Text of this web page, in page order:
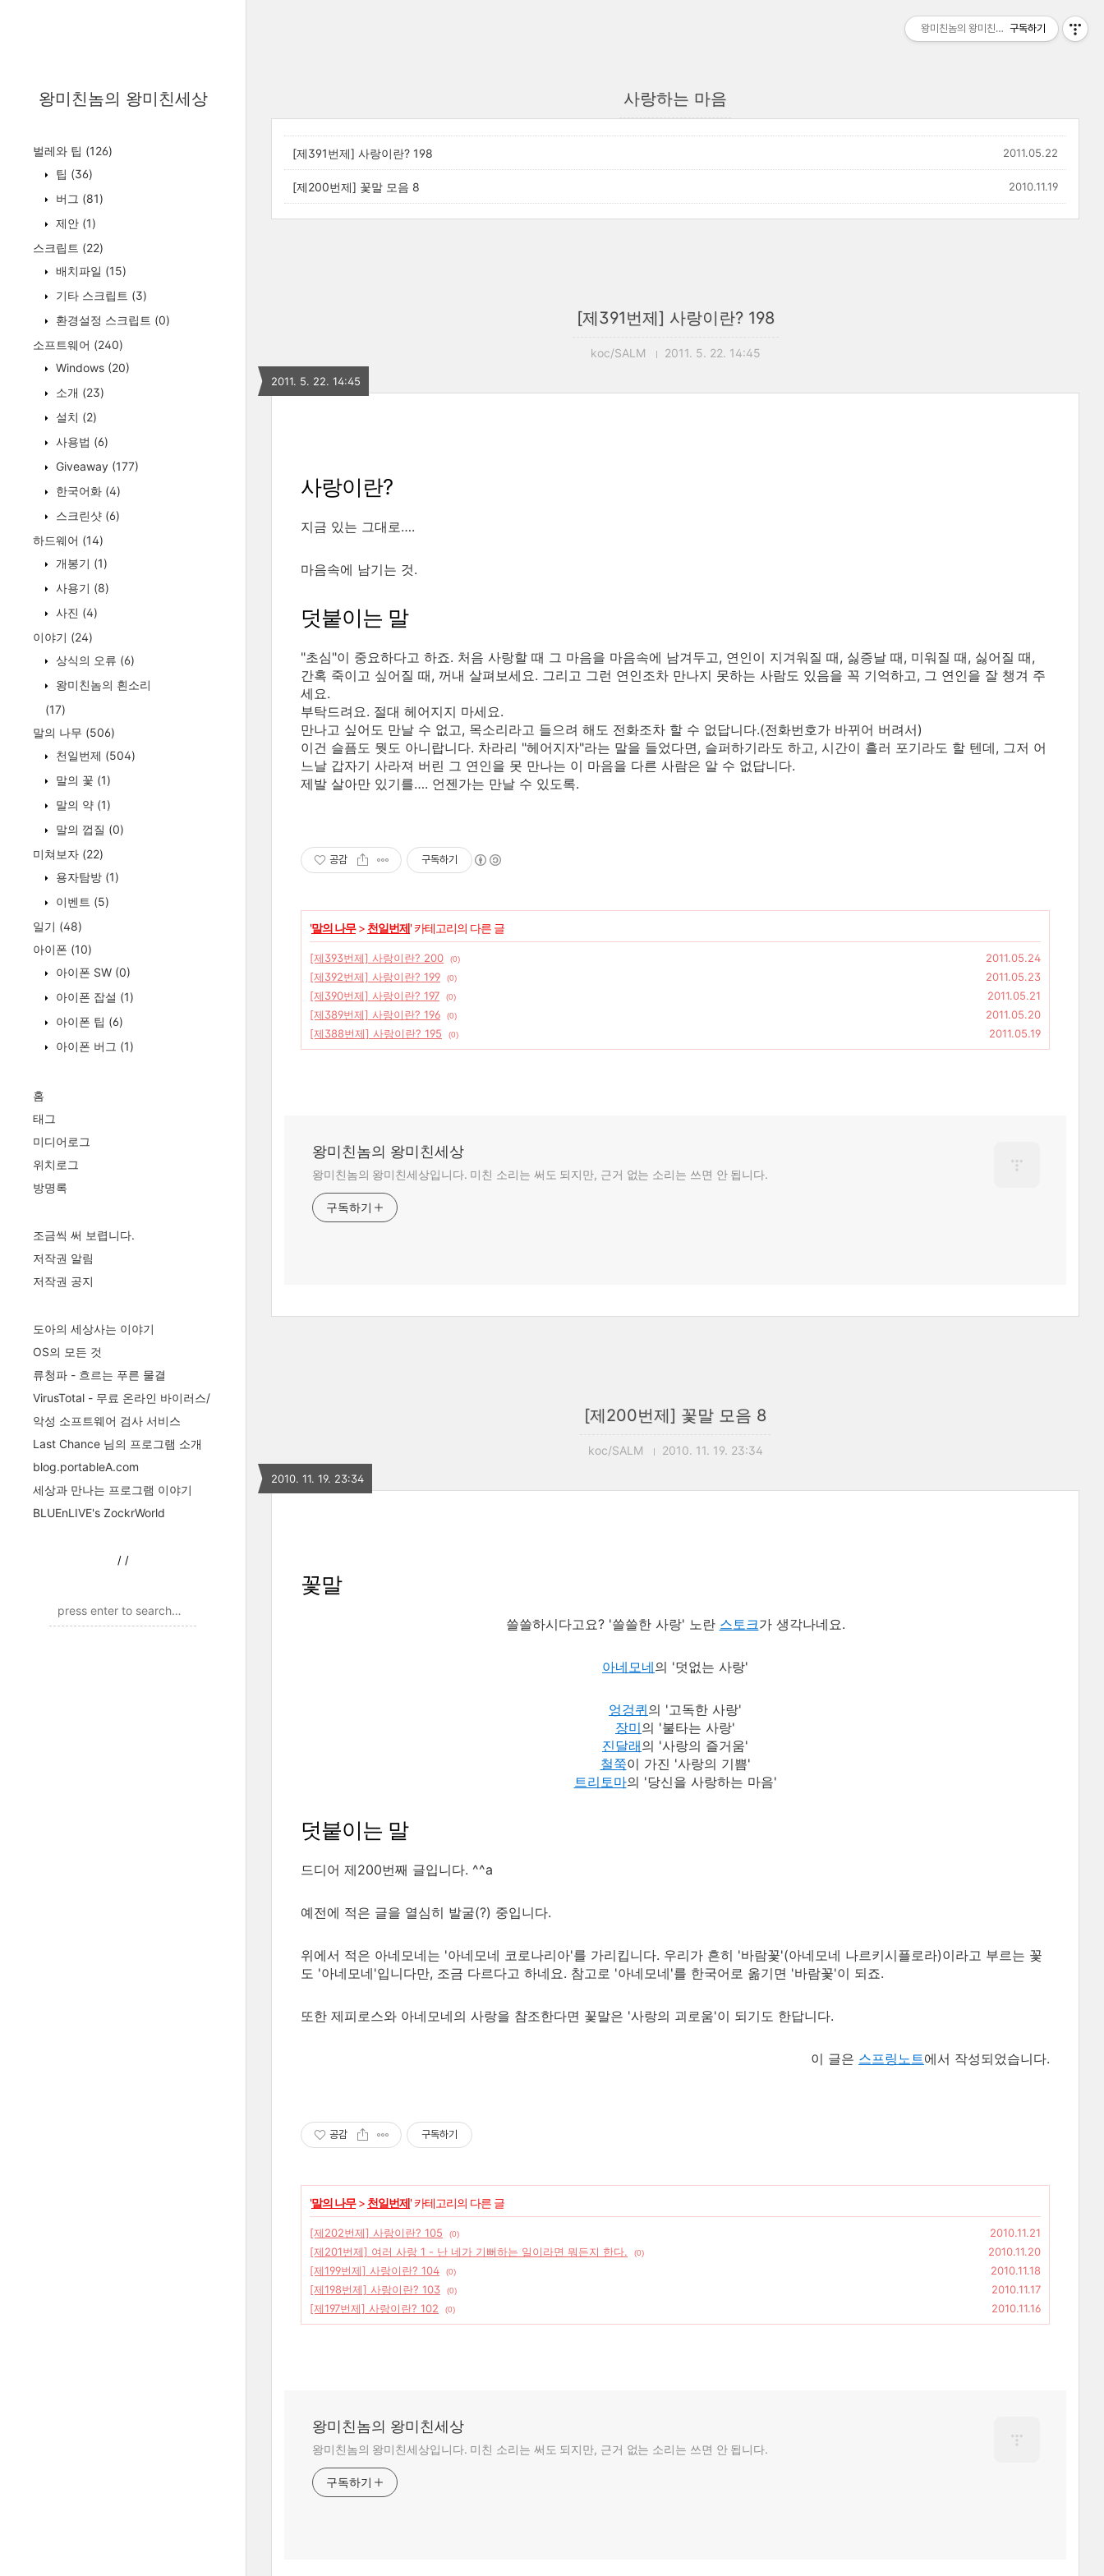
왕미친놈의 왕미친세상
벌레와 팁 (126)
팁 (36)
버그 (81)
제안 (1)
스크립트 (22)
배치파일 (15)
기타 스크립트 (3)
환경설정 스크립트 (0)
소프트웨어 (240)
Windows (20)
소개 (23)
설치 (2)
사용법 (6)
Giveaway (177)
한국어화 (4)
스크린샷 (6)
하드웨어 (14)
개봉기 (1)
사용기 (8)
사진 (4)
이야기 (24)
상식의 오류 (6)
왕미친놈의 흰소리
(17)
말의 나무 (506)
천일번제 (504)
말의 꽃 (1)
말의 약 (1)
말의 껍질 (0)
미쳐보자 (22)
용자탐방 (1)
이벤트 (5)
일기 (48)
아이폰 (10)
아이폰 SW (0)
아이폰 잡설 (1)
아이폰 팁 (6)
아이폰 버그 (1)
홈
태그
미디어로그
위치로그
방명록
조금씩 써 보렵니다.
저작권 알림
저작권 공지
도아의 세상사는 이야기
OS의 모든 것
류청파 - 흐르는 푸른 물결
VirusTotal - 무료 온라인 바이러스/
악성 소프트웨어 검사 서비스
Last Chance 님의 프로그램 소개
blog.portableA.com
세상과 만나는 프로그램 이야기
BLUEnLIVE's ZockrWorld
/ /
사랑하는 마음
[제391번제] 사랑이란? 198 2011.05.22
[제200번제] 꽃말 모음 8 2010.11.19
[제391번제] 사랑이란? 198
koc/SALM 2011. 5. 22. 14:45
2011. 5. 22. 14:45
사랑이란?
지금 있는 그대로….
마음속에 남기는 것.
덧붙이는 말
"초심"이 중요하다고 하죠. 처음 사랑할 때 그 마음을 마음속에 남겨두고, 연인이 지겨워질 때, 싫증날 때, 미워질 때, 싫어질 때,
간혹 죽이고 싶어질 때, 꺼내 살펴보세요. 그리고 그런 연인조차 만나지 못하는 사람도 있음을 꼭 기억하고, 그 연인을 잘 챙겨 주
세요.
부탁드려요. 절대 헤어지지 마세요.
만나고 싶어도 만날 수 없고, 목소리라고 들으려 해도 전화조차 할 수 없답니다.(전화번호가 바뀌어 버려서)
이건 슬픔도 뭣도 아니랍니다. 차라리 "헤어지자"라는 말을 들었다면, 슬퍼하기라도 하고, 시간이 흘러 포기라도 할 텐데, 그저 어
느날 갑자기 사라져 버린 그 연인을 못 만나는 이 마음을 다른 사람은 알 수 없답니다.
제발 살아만 있기를…. 언젠가는 만날 수 있도록.
공감 구독하기
'말의 나무> 천일번제' 카테고리의 다른 글
[제393번제] 사랑이란? 200 (0)
2011.05.24
[제392번제] 사랑이란? 199
(0)
2011.05.23
[제390번제] 사랑이란? 197
(0)
2011.05.21
[제389번제] 사랑이란? 196
(0)
2011.05.20
[제388번제] 사랑이란? 195
(0) 2011.05.19
왕미친놈의 왕미친세상
왕미친놈의 왕미친세상입니다. 미친 소리는 써도 되지만, 근거 없는 소리는 쓰면 안 됩니다.
구독하기
[제200번제] 꽃말 모음 8
koc/SALM 2010. 11. 19. 23:34
2010. 11. 19. 23:34
꽃말
쓸쓸하시다고요? '쓸쓸한 사랑' 노란 스토크가 생각나네요.
아네모네의 '덧없는 사랑'
엉겅퀴의 '고독한 사랑'
장미의 '불타는 사랑'
진달래의 '사랑의 즐거움'
철쭉이 가진 '사랑의 기쁨'
트리토마의 '당신을 사랑하는 마음'
덧붙이는 말
드디어 제200번째 글입니다. ^^a
예전에 적은 글을 열심히 발굴(?) 중입니다.
위에서 적은 아네모네는 '아네모네 코로나리아'를 가리킵니다. 우리가 흔히 '바람꽃'(아네모네 나르키시플로라)이라고 부르는 꽃
도 '아네모네'입니다만, 조금 다르다고 하네요. 참고로 '아네모네'를 한국어로 옮기면 '바람꽃'이 되죠.
또한 제피로스와 아네모네의 사랑을 참조한다면 꽃말은 '사랑의 괴로움'이 되기도 한답니다.
이 글은 스프링노트에서 작성되었습니다.
공감 구독하기
'말의 나무> 천일번제' 카테고리의 다른 글
[제202번제] 사랑이란? 105 (0)
2010.11.21
[제201번제] 여러 사랑 1 - 난 네가 기뻐하는 일이라면 뭐든지 한다.
(0)
2010.11.20
[제199번제] 사랑이란? 104
(0)
2010.11.18
[제198번제] 사랑이란? 103
(0)
2010.11.17
[제197번제] 사랑이란? 102
(0) 2010.11.16
왕미친놈의 왕미친세상
왕미친놈의 왕미친세상입니다. 미친 소리는 써도 되지만, 근거 없는 소리는 쓰면 안 됩니다.
구독하기
왕미친놈의 왕미친세상구독하기